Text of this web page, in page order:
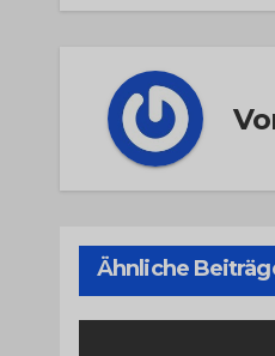
Ähnliche